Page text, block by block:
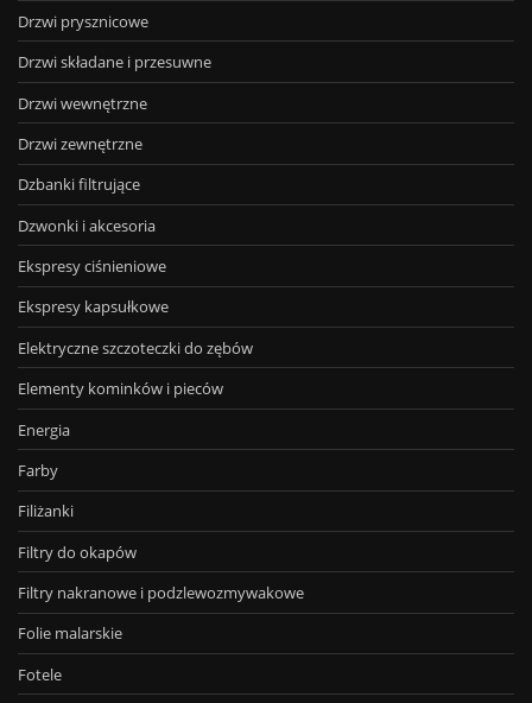
Drzwi prysznicowe
Drzwi składane i przesuwne
Drzwi wewnętrzne
Drzwi zewnętrzne
Dzbanki filtrujące
Dzwonki i akcesoria
Ekspresy ciśnieniowe
Ekspresy kapsułkowe
Elektryczne szczoteczki do zębów
Elementy kominków i pieców
Energia
Farby
Filiżanki
Filtry do okapów
Filtry nakranowe i podzlewozmywakowe
Folie malarskie
Fotele